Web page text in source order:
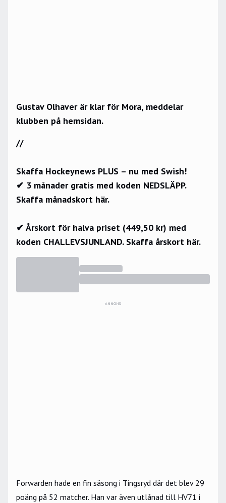
Gustav Olhaver är klar för Mora, meddelar
klubben på hemsidan.
//
Skaffa Hockeynews PLUS – nu med Swish!
✔ 3 månader gratis med koden NEDSLÄPP.
Skaffa månadskort här.
✔ Årskort för halva priset (449,50 kr) med
koden CHALLEVSJUNLAND. Skaffa årskort här.
ANNONS
Forwarden hade en fin säsong i Tingsryd där det blev 29
poäng på 52 matcher. Han var även utlånad till HV71 i